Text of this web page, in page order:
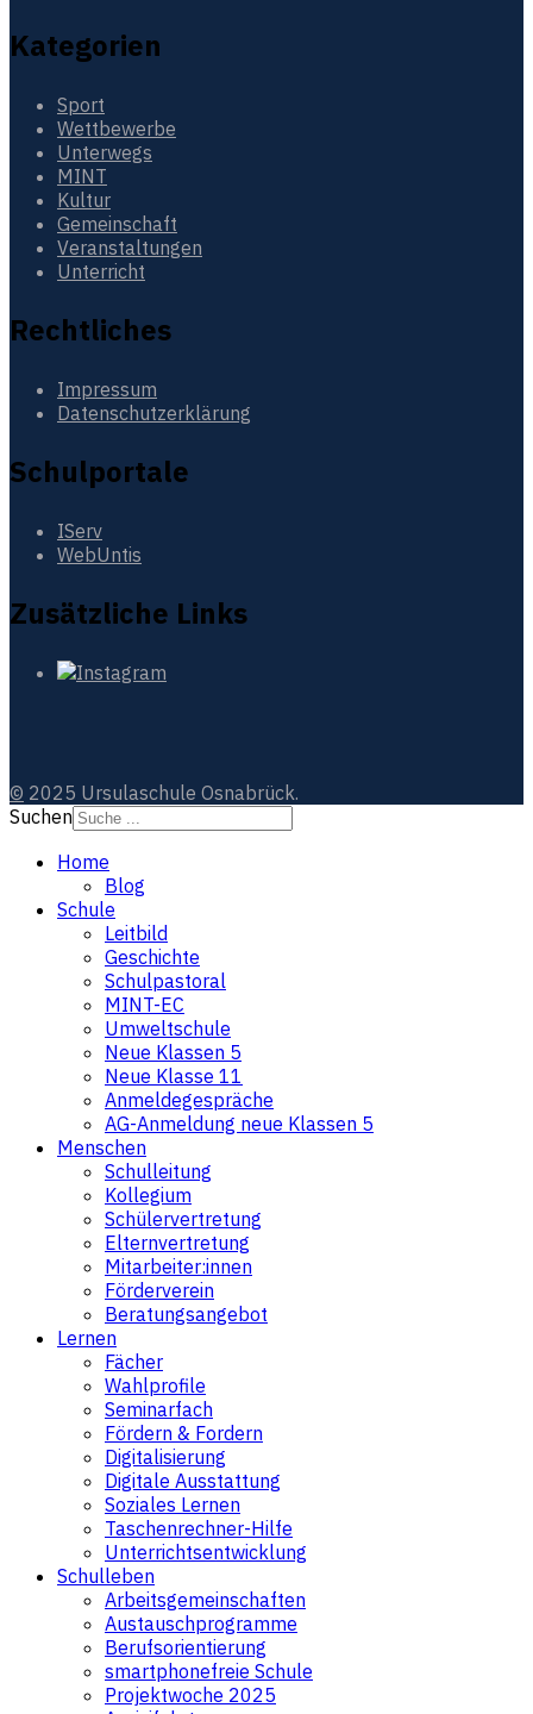
Kategorien
Sport
Wettbewerbe
Unterwegs
MINT
Kultur
Gemeinschaft
Veranstaltungen
Unterricht
Rechtliches
Impressum
Datenschutzerklärung
Schulportale
IServ
WebUntis
Zusätzliche Links
© 2025 Ursulaschule Osnabrück.
Suchen
Home
Blog
Schule
Leitbild
Geschichte
Schulpastoral
MINT-EC
Umweltschule
Neue Klassen 5
Neue Klasse 11
Anmeldegespräche
AG-Anmeldung neue Klassen 5
Menschen
Schulleitung
Kollegium
Schülervertretung
Elternvertretung
Mitarbeiter:innen
Förderverein
Beratungsangebot
Lernen
Fächer
Wahlprofile
Seminarfach
Fördern & Fordern
Digitalisierung
Digitale Ausstattung
Soziales Lernen
Taschenrechner-Hilfe
Unterrichtsentwicklung
Schulleben
Arbeitsgemeinschaften
Austauschprogramme
Berufsorientierung
smartphonefreie Schule
Projektwoche 2025